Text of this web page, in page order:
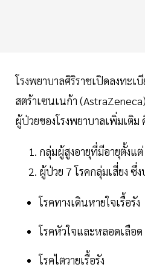
โรงพยาบาลศิริราชเปิดลงทะ
สตร้าเซนเนก้า
ผู้ป่วยของโรงพยาบาลเพิ่มเติม
กลุ่มผู้สูงอายุที่มีอายุตั้งแ
ผู้ป่วย 7 โรคกลุ่มเสี่ยง ซึ่
โรคทางเดินหายใจเรื้อรัง
โรคหัวใจและหลอดเลือด
โรคไตวายเรื้อรัง